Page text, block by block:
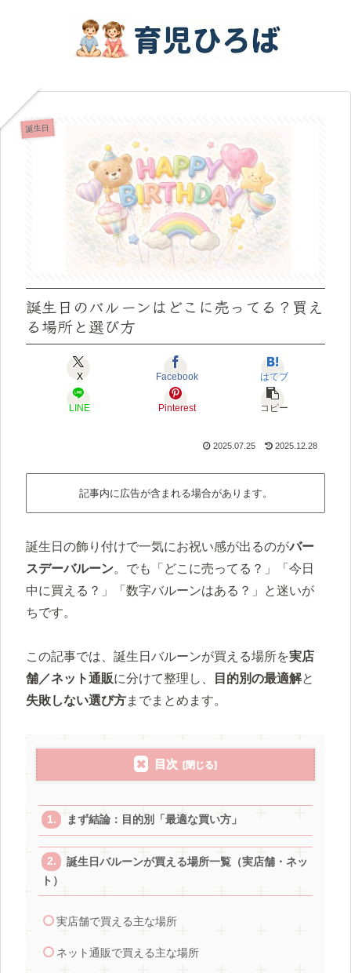
誕生日のバルーンはどこに売ってる？買え
る場所と選び方
誕生日
X Facebook はてブ
LINE Pinterest コピー
2025.07.25 2025.12.28
記事内に広告が含まれる場合があります。
誕生日の飾り付けで一気にお祝い感が出るのがバー
スデーバルーン。でも「どこに売ってる？」「今日
中に買える？」「数字バルーンはある？」と迷いが
ちです。
この記事では、誕生日バルーンが買える場所を実店
舗／ネット通販に分けて整理し、 目的別の最適解と
失敗しない選び方までまとめます。
目次
まず結論：目的別「最適な買い方」
誕生日バルーンが買える場所一覧（実店舗・ネッ
ト）
実店舗で買える主な場所
ネット通販で買える主な場所